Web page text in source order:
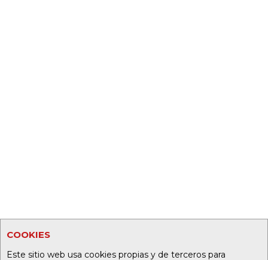
COOKIES
Este sitio web usa cookies propias y de terceros para